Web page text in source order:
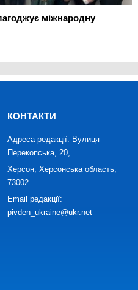
міжнародну
КОНТАКТИ
Адреса редакції: Вулиця
Перекопська, 20,
Херсон, Херсонська область,
73002
Email редакції:
pivden_ukraine@ukr.net